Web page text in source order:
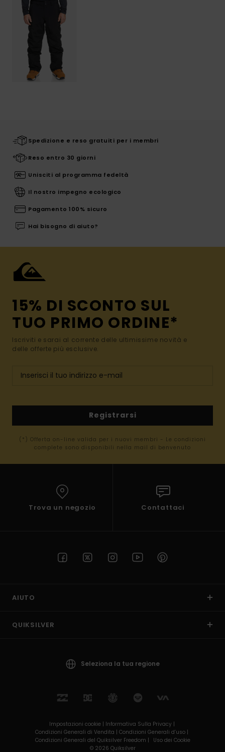
Spedizione e reso gratuiti per i membri
Reso entro 30 giorni
Unisciti al programma fedeltà
Il nostro impegno ecologico
Pagamento 100% sicuro
Hai bisogno di aiuto?
15% DI SCONTO SUL
TUO PRIMO ORDINE*
Iscriviti e sarai al corrente delle ultimissime novità e
delle offerte più esclusive.
Registrarsi
(*) Offerta on-line valida per i nuovi membri - Le condizioni
complete sono disponibili nella mail di benvenuto
Trova un negozio Contattaci
AIUTO
QUIKSILVER
Seleziona la tua regione
Impostazioni cookie | Informativa Sulla Privacy |
Condizioni Generali di Vendita | Condizioni Generali d’uso |
Condizioni Generali del Quiksilver Freedom |
Uso dei Cookie
© 2026 Quiksilver